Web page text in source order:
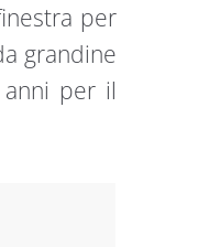
per
grandine
per il